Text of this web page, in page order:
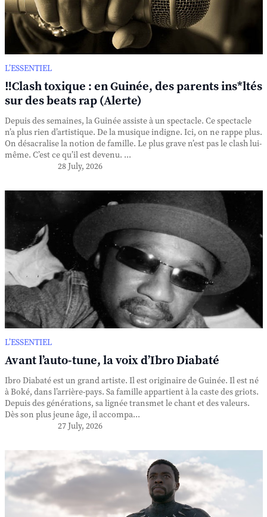
L’ESSENTIEL
‼️Clash toxique : en Guinée, des parents ins*ltés
sur des beats rap (Alerte)
Depuis des semaines, la Guinée assiste à un spectacle. Ce spectacle
n’a plus rien d’artistique. De la musique indigne. Ici, on ne rappe plus.
On désacralise la notion de famille. Le plus grave n’est pas le clash lui-
même. C’est ce qu’il est devenu. ...
28 July, 2026
L’ESSENTIEL
Avant l’auto-tune, la voix d’Ibro Diabaté
Ibro Diabaté est un grand artiste. Il est originaire de Guinée. Il est né
à Boké, dans l’arrière-pays. Sa famille appartient à la caste des griots.
Depuis des générations, sa lignée transmet le chant et des valeurs.
Dès son plus jeune âge, il accompa...
27 July, 2026